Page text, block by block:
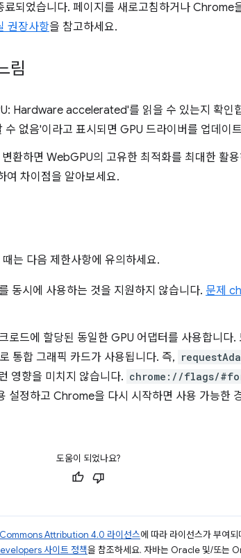
되었습니다. 페이지를 새로고침하거나 Chrome
권장사항을 참고하세요.
림
Hardware accelerated'를 읽을 수 있는지 확인
없음'이라고 표시되면 GPU 드라이버를 업데이
환하면 WebGPU의 고유한 최적화를 최대한 활
여 차이점을 알아보세요.
는 다음 제한사항에 유의하세요.
동시에 사용하는 것을 지원하지 않습니다. 문제
드에 할당된 동일한 GPU 어댑터를 사용합니다.
통합 그래픽 카드가 사용됩니다. 즉,
영향을 미치지 않습니다. chrome://flags/
설정하고 Chrome을 다시 시작하면 사용 가능한
도움이 되었나요?
Attribution 4.0 라이선스에 따라 라이선스가 부여
사이트 정책을 참조하세요. 자바는 Oracle 및/또는